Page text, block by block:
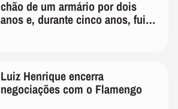
chão de um armário por dois
anos e, durante cinco anos, fui
Luiz Henrique encerra
negociações com o Flamengo